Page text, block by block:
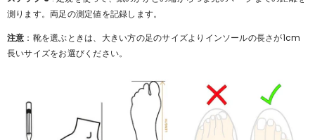
測ります。両足の測定値を記録します。
注意 ：靴を選ぶときは、大きい方の足のサイズよりインソールの長さが1cm
長いサイズをお選びください。